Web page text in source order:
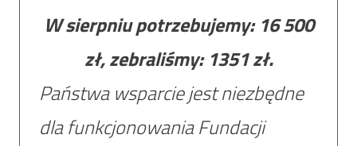
W sierpniu potrzebujemy: 16 500
zł, zebraliśmy: 1351zł.
Państwa wsparcie jest niezbędne
dla funkcjonowania Fundacji